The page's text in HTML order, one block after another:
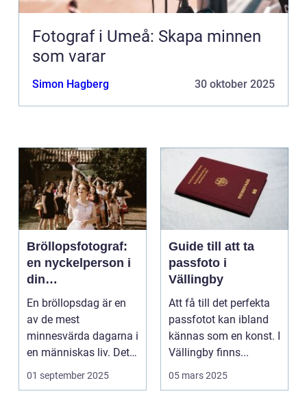
Fotograf i Umeå: Skapa minnen
som varar
Simon Hagberg 30 oktober 2025
Bröllopsfotograf:
en nyckelperson i
din
bröllopsberättelse
En bröllopsdag är en
av de mest
minnesvärda dagarna i
en människas liv. Det
&aum...
01 september 2025
Guide till att ta
passfoto i
Vällingby
Att få till det perfekta
passfotot kan ibland
kännas som en konst. I
Vällingby finns...
05 mars 2025